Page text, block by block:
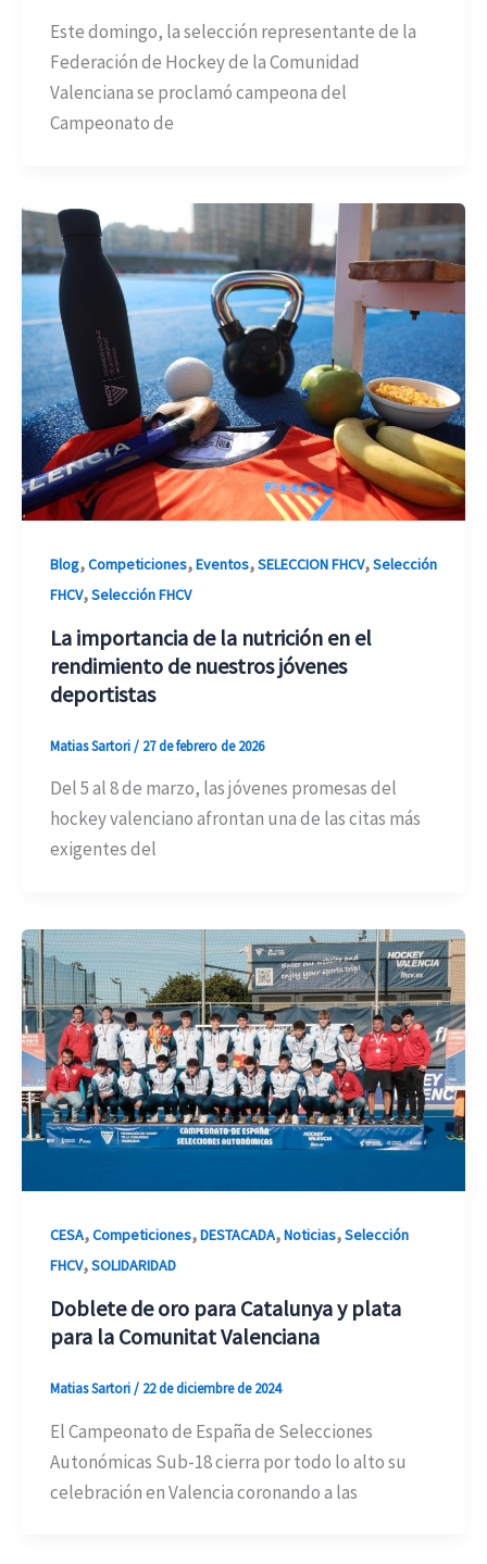
Este domingo, la selección representante de la
Federación de Hockey de la Comunidad
Valenciana se proclamó campeona del
Campeonato de
Blog,Competiciones,Eventos,SELECCION FHCV,Selección
FHCV,Selección FHCV
La importancia de la nutrición en el
rendimiento de nuestros jóvenes
deportistas
Matias Sartori/ 27 de febrero de 2026
Del 5 al 8 de marzo, las jóvenes promesas del
hockey valenciano afrontan una de las citas más
exigentes del
CESA,Competiciones,DESTACADA,Noticias,Selección
FHCV,SOLIDARIDAD
Doblete de oro para Catalunya y plata
para la Comunitat Valenciana
Matias Sartori/ 22 de diciembre de 2024
El Campeonato de España de Selecciones
Autonómicas Sub-18 cierra por todo lo alto su
celebración en Valencia coronando a las